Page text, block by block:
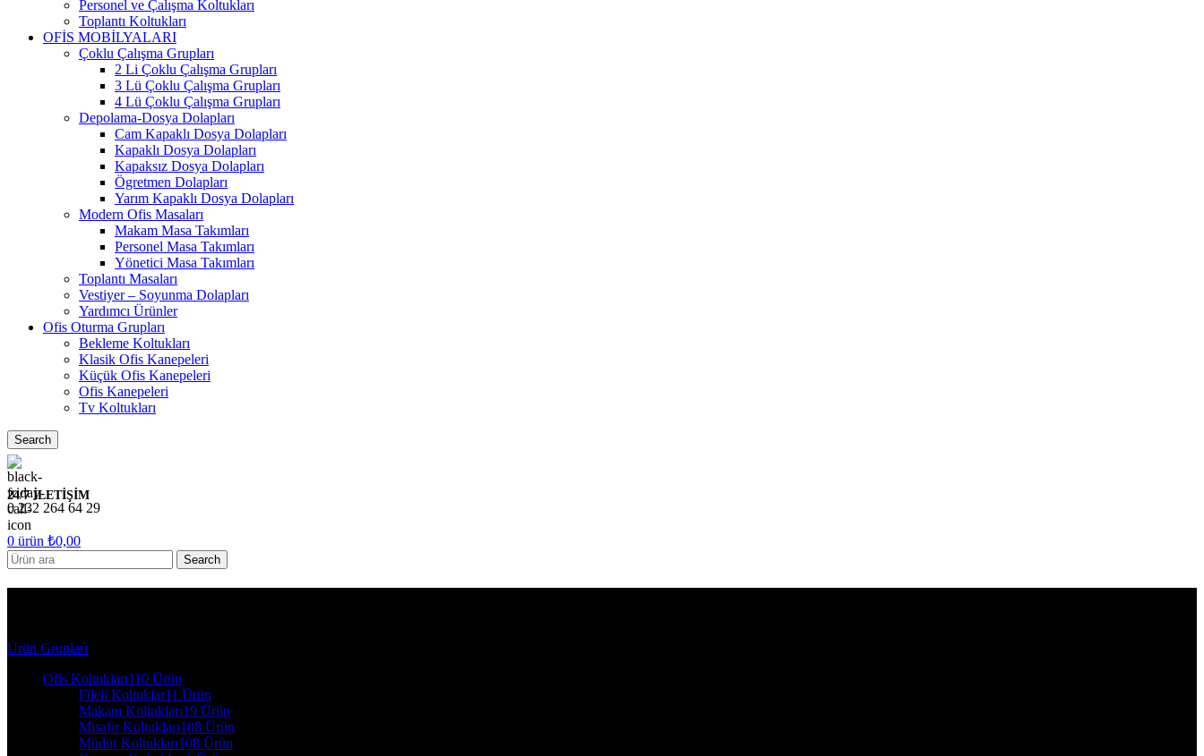
Personel ve Çalışma Koltukları
Toplantı Koltukları
OFİS MOBİLYALARI
Çoklu Çalışma Grupları
2 Li Çoklu Çalışma Grupları
3 Lü Çoklu Çalışma Grupları
4 Lü Çoklu Çalışma Grupları
Depolama-Dosya Dolapları
Cam Kapaklı Dosya Dolapları
Kapaklı Dosya Dolapları
Kapaksız Dosya Dolapları
Ögretmen Dolapları
Yarım Kapaklı Dosya Dolapları
Modern Ofis Masaları
Makam Masa Takımları
Personel Masa Takımları
Yönetici Masa Takımları
Toplantı Masaları
Vestiyer – Soyunma Dolapları
Yardımcı Ürünler
Ofis Oturma Grupları
Bekleme Koltukları
Klasik Ofis Kanepeleri
Küçük Ofis Kanepeleri
Ofis Kanepeleri
Tv Koltukları
Search
24/7 İLETİŞİM
0 232 264 64 29
0 ürün ₺0,00
Search
Ürün Grupları
Ofis Koltukları110 Ürün
Fileli Koltuklar11 Ürün
Makam Koltukları19 Ürün
Misafir Koltukları108 Ürün
Müdür Koltukları108 Ürün